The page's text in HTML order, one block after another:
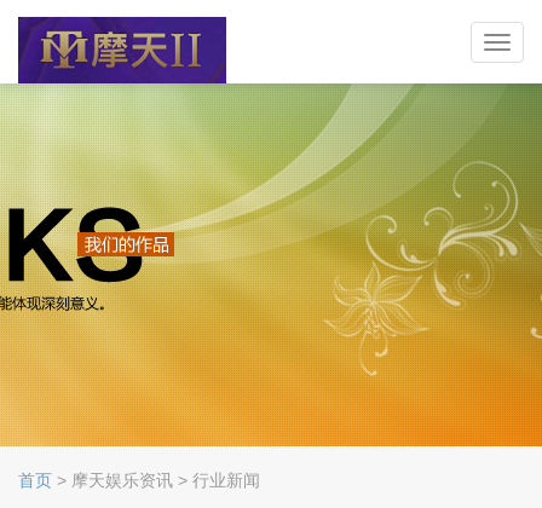
首页 > 摩天娱乐资讯 > 行业新闻